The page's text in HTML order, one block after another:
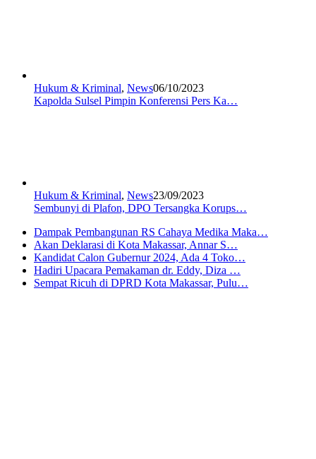
Hukum & Kriminal, News06/10/2023
Kapolda Sulsel Pimpin Konferensi Pers Ka…
Hukum & Kriminal, News23/09/2023
Sembunyi di Plafon, DPO Tersangka Korups…
Dampak Pembangunan RS Cahaya Medika Maka…
Akan Deklarasi di Kota Makassar, Annar S…
Kandidat Calon Gubernur 2024, Ada 4 Toko…
Hadiri Upacara Pemakaman dr. Eddy, Diza …
Sempat Ricuh di DPRD Kota Makassar, Pulu…